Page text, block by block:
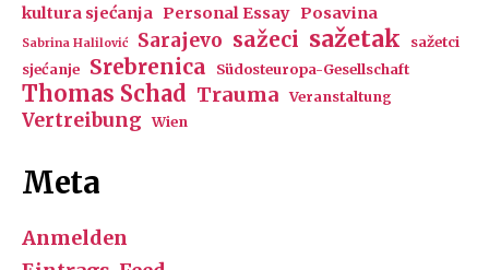
kultura sjećanja
Personal Essay Posavina
Sabrina Halilović Sarajevo sažeci sažetak
sažetci
sjećanje
Srebrenica Südosteuropa-Gesellschaft
Thomas Schad Trauma Veranstaltung
Vertreibung Wien
Meta
Anmelden